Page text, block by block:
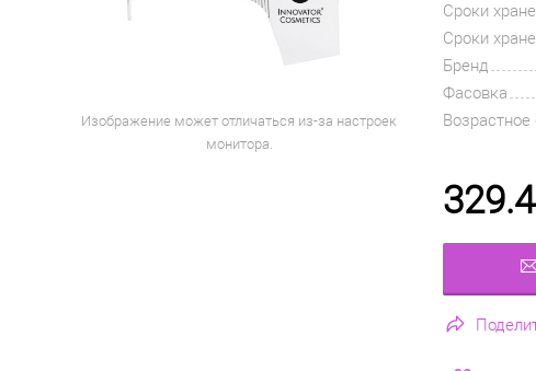
Изображение может отличаться из-за настроек
монитора.
Сроки
Сроки
Бренд
Фасовка
Возрастное